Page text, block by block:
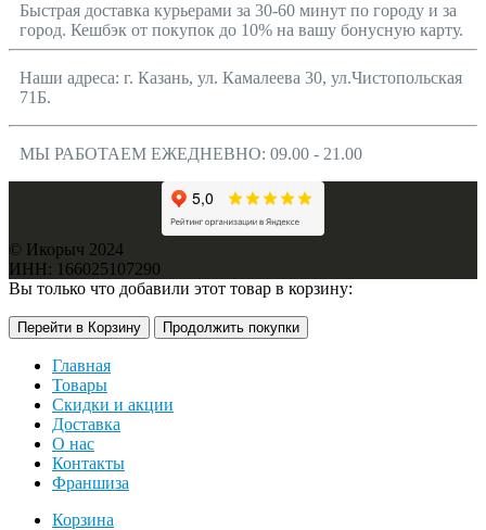
Быстрая доставка курьерами за 30-60 минут по городу и за
город. Кешбэк от покупок до 10% на вашу бонусную карту.
Наши адреса: г. Казань, ул. Камалеева 30, ул.Чистопольская
71Б.
МЫ РАБОТАЕМ ЕЖЕДНЕВНО: 09.00 - 21.00
© Икорыч 2024
ИНН: 166025107290
Вы только что добавили этот товар в корзину:
Перейти в Корзину Продолжить покупки
Главная
Товары
Скидки и акции
Доставка
О нас
Контакты
Франшиза
Корзина